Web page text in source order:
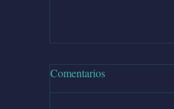
Comentarios